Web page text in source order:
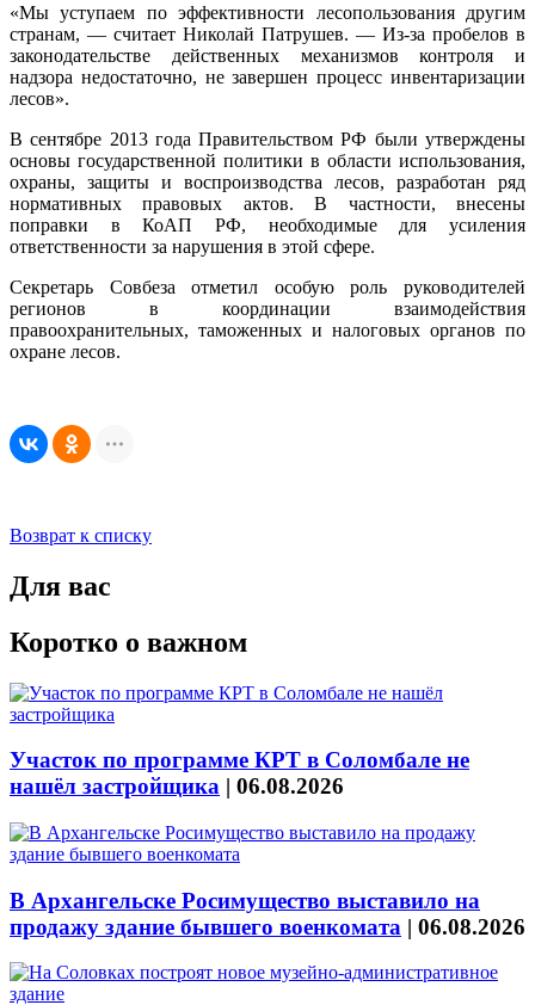
«Мы уступаем по эффективности лесопользования другим
странам, — считает Николай Патрушев. — Из-за пробелов в
законодательстве действенных механизмов контроля и
надзора недостаточно, не завершен процесс инвентаризации
лесов».
В сентябре 2013 года Правительством РФ были утверждены
основы государственной политики в области использования,
охраны, защиты и воспроизводства лесов, разработан ряд
нормативных правовых актов. В частности, внесены
поправки в КоАП РФ, необходимые для усиления
ответственности за нарушения в этой сфере.
Секретарь Совбеза отметил особую роль руководителей
регионов в координации взаимодействия
правоохранительных, таможенных и налоговых органов по
охране лесов.
Возврат к списку
Для вас
Коротко о важном
Участок по программе КРТ в Соломбале не
нашёл застройщика | 06.08.2026
В Архангельске Росимущество выставило на
продажу здание бывшего военкомата | 06.08.2026